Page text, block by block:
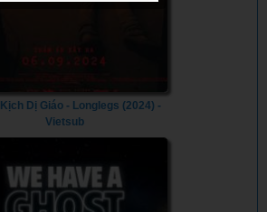
Dị Giáo - Longlegs (2024) -
Vietsub